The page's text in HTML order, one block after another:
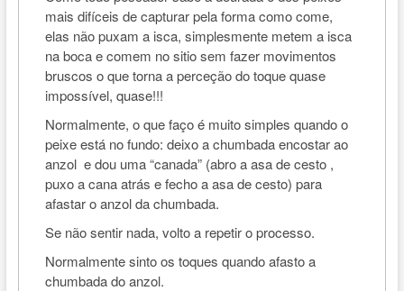
mais difíceis de capturar pela forma como come,
elas não puxam a isca, simplesmente metem a isca
na boca e comem no sitio sem fazer movimentos
bruscos o que torna a perceção do toque quase
impossível, quase!!!
Normalmente, o que faço é muito simples quando o
peixe está no fundo: deixo a chumbada encostar ao
anzol e dou uma “canada” (abro a asa de cesto ,
puxo a cana atrás e fecho a asa de cesto) para
afastar o anzol da chumbada.
Se não sentir nada, volto a repetir o processo.
Normalmente sinto os toques quando afasto a
chumbada do anzol.